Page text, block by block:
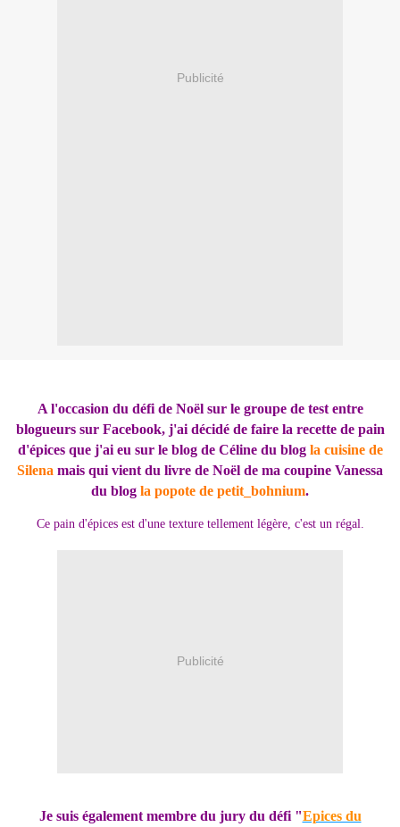
Publicité
A l'occasion du défi de Noël sur le groupe de test entre
blogueurs sur Facebook, j'ai décidé de fairela recette de pain
d'épices que j'ai eu sur le blog de Céline du blog la cuisine de
Silena mais qui vient du livre de Noël de ma coupine Vanessa
du blog la popote de petit_bohnium.
Ce pain d'épices est d'une texture tellement légère, c'est un régal.
Publicité
Je suis également membre du jury du défi "Epices du